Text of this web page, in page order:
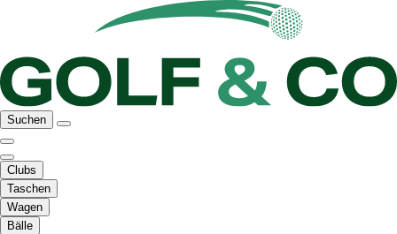
Suchen
Clubs
Taschen
Wagen
Bälle